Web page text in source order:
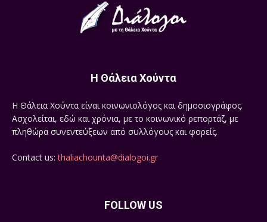
Η Θάλεια Χούντα
Η Θάλεια Χούντα είναι κοινωνιολόγος και δημοσιογράφος.
Ασχολείται, εδώ και χρόνια, με το κοινωνικό ρεπορτάζ, με
πληθώρα συνεντεύξεων από συλλόγους και φορείς.
Contact us:thaliachounta@dialogoi.gr
FOLLOW US